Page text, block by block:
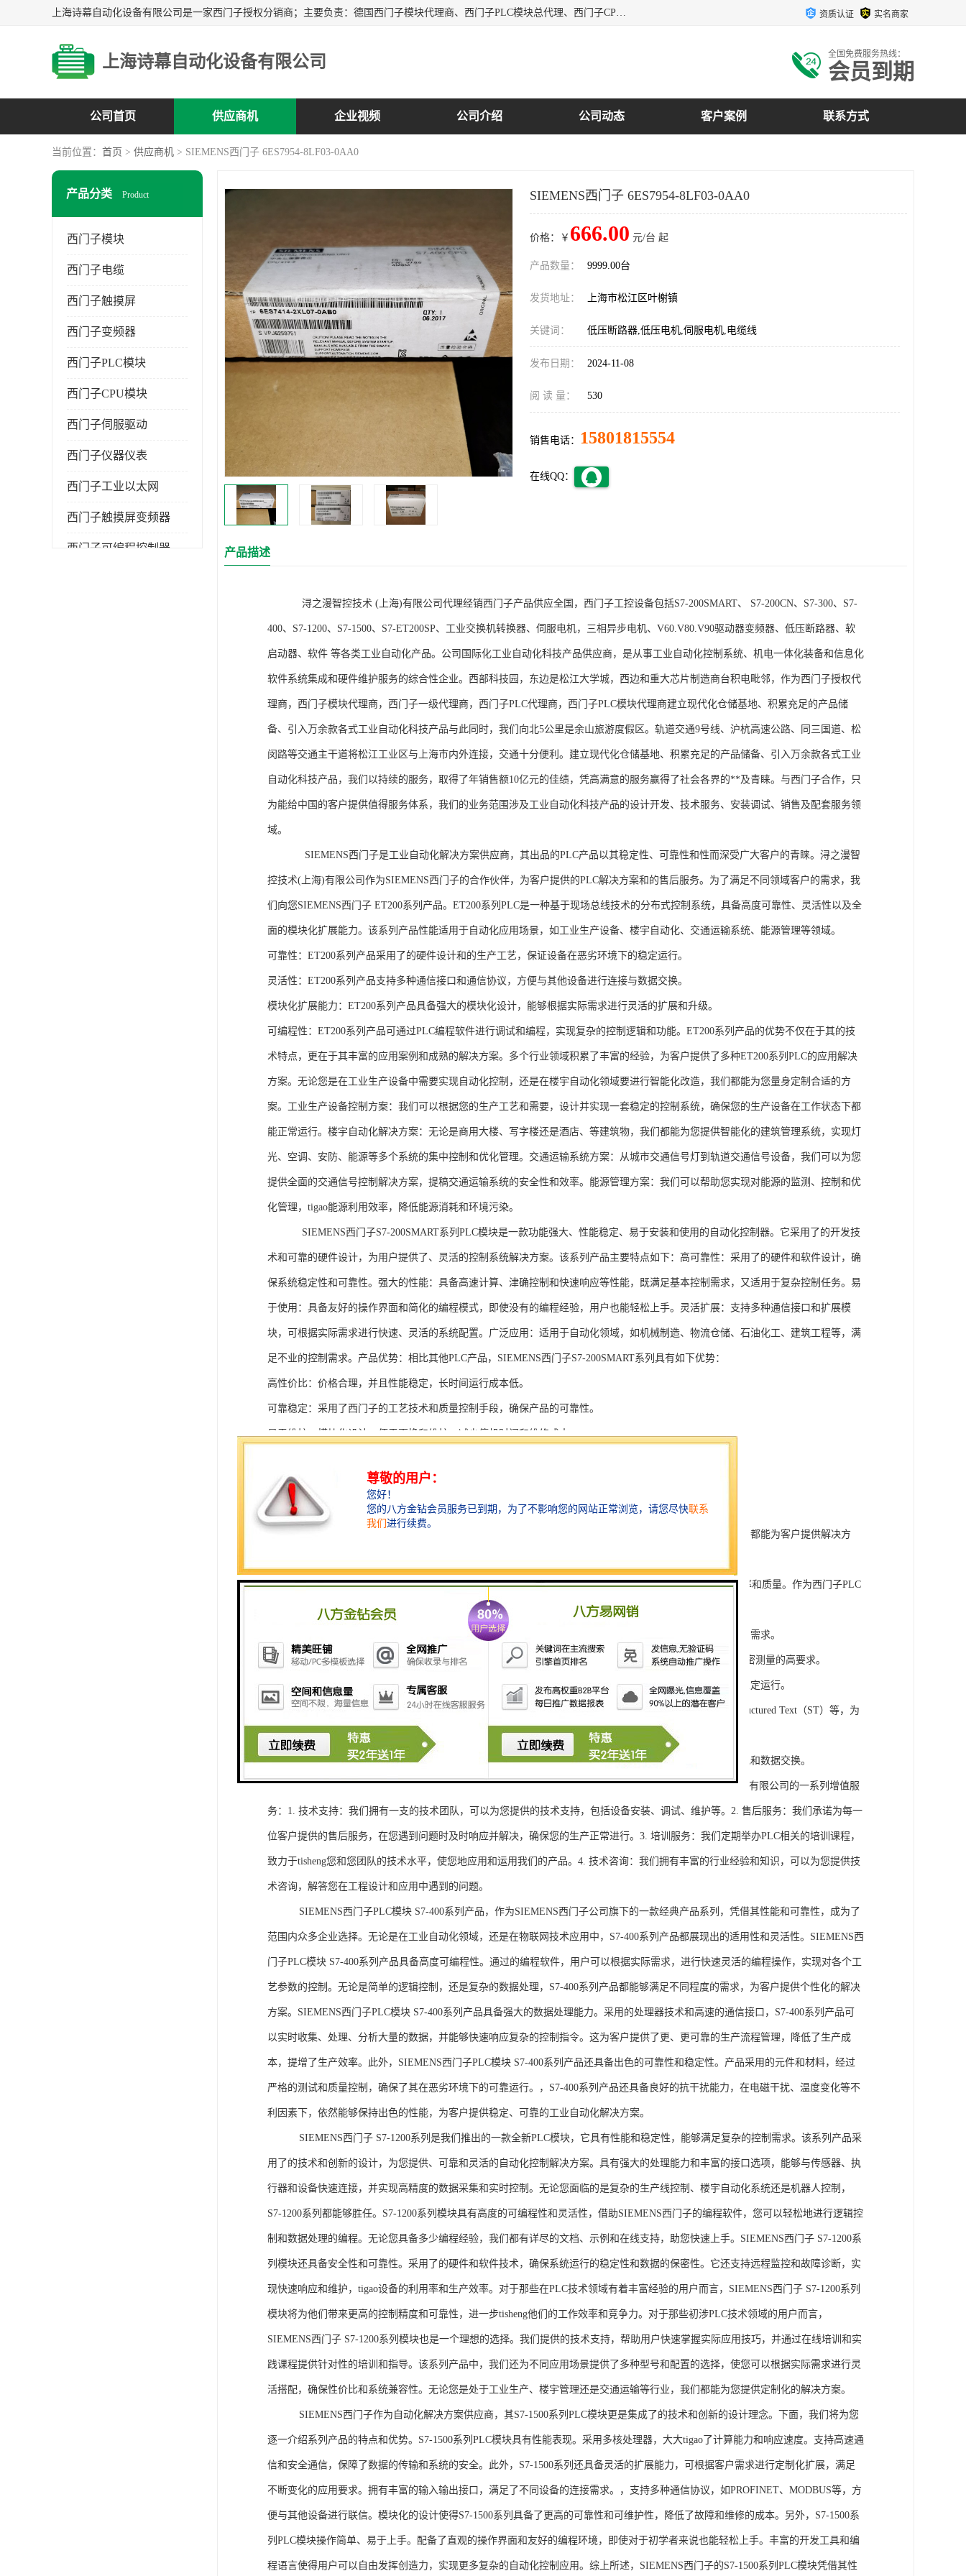
上海诗幕自动化设备有限公司是一家西门子授权分销商；主要负责：德国西门子模块代理商、西门子PLC模块总代理、西门子CPU模块代理商、西门子电缆代理、西门子触摸屏变频器总代理等专销售西门子各系列产品；实体公司，诚信经营，价格优势，品质保证，库存量大，供应！ 资质认证 实名商家
上海诗幕自动化设备有限公司 全国免费服务热线：
会员到期
公司首页 供应商机 企业视频 公司介绍 公司动态 客户案例 联系方式
当前位置： 首页 > 供应商机 > SIEMENS西门子 6ES7954-8LF03-0AA0
产品分类 Product
西门子模块
西门子电缆
西门子触摸屏
西门子变频器
西门子PLC模块
西门子CPU模块
西门子伺服驱动
西门子仪器仪表
西门子工业以太网
西门子触摸屏变频器
西门子可编程控制器
SIEMENS西门子 6ES7954-8LF03-0AA0
价格：￥ 666.00 元/台 起
产品数量： 9999.00台
发货地址： 上海市松江区叶榭镇
关键词： 低压断路器,低压电机,伺服电机,电缆线
发布日期： 2024-11-08
阅 读 量： 530
销售电话： 15801815554
在线QQ：
产品描述
浔之漫智控技术 (上海)有限公司代理经销西门子产品供应全国，西门子工控设备包括S7-200SMART、 S7-200CN、S7-300、S7-
400、S7-1200、S7-1500、S7-ET200SP、工业交换机转换器、伺服电机，三相异步电机、V60.V80.V90驱动器变频器、低压断路器、软
启动器、软件 等各类工业自动化产品。公司国际化工业自动化科技产品供应商，是从事工业自动化控制系统、机电一体化装备和信息化
软件系统集成和硬件维护服务的综合性企业。西部科技园，东边是松江大学城，西边和重大芯片制造商台积电毗邻，作为西门子授权代
理商，西门子模块代理商，西门子一级代理商，西门子PLC代理商，西门子PLC模块代理商建立现代化仓储基地、积累充足的产品储
备、引入万余款各式工业自动化科技产品与此同时，我们向北5公里是余山旅游度假区。轨道交通9号线、沪杭高速公路、同三国道、松
闵路等交通主干道将松江工业区与上海市内外连接，交通十分便利。建立现代化仓储基地、积累充足的产品储备、引入万余款各式工业
自动化科技产品，我们以持续的服务，取得了年销售额10亿元的佳绩，凭高满意的服务赢得了社会各界的**及青睐。与西门子合作，只
为能给中国的客户提供值得服务体系，我们的业务范围涉及工业自动化科技产品的设计开发、技术服务、安装调试、销售及配套服务领
域。
SIEMENS西门子是工业自动化解决方案供应商，其出品的PLC产品以其稳定性、可靠性和性而深受广大客户的青睐。浔之漫智
控技术(上海)有限公司作为SIEMENS西门子的合作伙伴，为客户提供的PLC解决方案和的售后服务。为了满足不同领域客户的需求，我
们向您SIEMENS西门子 ET200系列产品。ET200系列PLC是一种基于现场总线技术的分布式控制系统，具备高度可靠性、灵活性以及全
面的模块化扩展能力。该系列产品性能适用于自动化应用场景，如工业生产设备、楼宇自动化、交通运输系统、能源管理等领域。
可靠性：ET200系列产品采用了的硬件设计和的生产工艺，保证设备在恶劣环境下的稳定运行。
灵活性：ET200系列产品支持多种通信接口和通信协议，方便与其他设备进行连接与数据交换。
模块化扩展能力：ET200系列产品具备强大的模块化设计，能够根据实际需求进行灵活的扩展和升级。
可编程性：ET200系列产品可通过PLC编程软件进行调试和编程，实现复杂的控制逻辑和功能。ET200系列产品的优势不仅在于其的技
术特点，更在于其丰富的应用案例和成熟的解决方案。多个行业领域积累了丰富的经验，为客户提供了多种ET200系列PLC的应用解决
方案。无论您是在工业生产设备中需要实现自动化控制，还是在楼宇自动化领域要进行智能化改造，我们都能为您量身定制合适的方
案。工业生产设备控制方案：我们可以根据您的生产工艺和需要，设计并实现一套稳定的控制系统，确保您的生产设备在工作状态下都
能正常运行。楼宇自动化解决方案：无论是商用大楼、写字楼还是酒店、等建筑物，我们都能为您提供智能化的建筑管理系统，实现灯
光、空调、安防、能源等多个系统的集中控制和优化管理。交通运输系统方案：从城市交通信号灯到轨道交通信号设备，我们可以为您
提供全面的交通信号控制解决方案，提稿交通运输系统的安全性和效率。能源管理方案：我们可以帮助您实现对能源的监测、控制和优
化管理，tigao能源利用效率，降低能源消耗和环境污染。
SIEMENS西门子S7-200SMART系列PLC模块是一款功能强大、性能稳定、易于安装和使用的自动化控制器。它采用了的开发技
术和可靠的硬件设计，为用户提供了、灵活的控制系统解决方案。该系列产品主要特点如下：高可靠性：采用了的硬件和软件设计，确
保系统稳定性和可靠性。强大的性能：具备高速计算、津确控制和快速响应等性能，既满足基本控制需求，又适用于复杂控制任务。易
于使用：具备友好的操作界面和简化的编程模式，即使没有的编程经验，用户也能轻松上手。灵活扩展：支持多种通信接口和扩展模
块，可根据实际需求进行快速、灵活的系统配置。广泛应用：适用于自动化领域，如机械制造、物流仓储、石油化工、建筑工程等，满
足不业的控制需求。产品优势：相比其他PLC产品，SIEMENS西门子S7-200SMART系列具有如下优势：
高性价比：价格合理，并且性能稳定，长时间运行成本低。
可靠稳定：采用了西门子的工艺技术和质量控制手段，确保产品的可靠性。
易于维护：模块化设计，便于更换和维护，减少停机时间和维修成本。
灵活配置：多种通信接口和编程模式可选，满足不同用户的个性化要求。
快速部署：配备了完善的软件工具和技术支持，可快速部署系统，缩短项目周期。
在智能科技、自动化科技和机电领域内有着到的见解。无论是提供技术咨询，还是进行技术开发和转让，我们都能为客户提供解决方
SIEMENS西门子PLC模块S7-300系列产品是一系列高可靠性、高性能的工控设备，旨在tisheng生产效率和质量。作为西门子PLC
系列中的重要组成部分，S7-300系列产品具有以下突出特点：
1. 灵活性和可扩展性：S7-300系列产品设计特，可根据客户需求灵活配置输入输出模块，满足不同规模工程的需求。
2. 高速、高精度的模拟量输入输出：S7-300系列产品支持多达8个模拟量输入输出通道，可满足对于控制和精密测量的高要求。
3. 高可靠性和稳定性：S7-300系列产品采用的硬件和软件技术，具有高度可靠性和稳定性，保证系统的长期稳定运行。
4. 灵活可编程：S7-300系列产品采用TIA Portal开发环境，支持多种编程语言，如Ladder Diagram（LD）、Structured Text（ST）等，为
工程师提供了更多编程选择。
5. 可靠的通讯接口：S7-300系列产品配备丰富的通讯接口，可与其他工控设备无缝集成，实现设备之间的通讯和数据交换。
购买SIEMENS西门子PLC模块S7-300系列产品，不仅获得了可靠的工控设备，还将获得浔之漫智控技术(上海)有限公司的一系列增值服
务：1. 技术支持：我们拥有一支的技术团队，可以为您提供的技术支持，包括设备安装、调试、维护等。2. 售后服务：我们承诺为每一
位客户提供的售后服务，在您遇到问题时及时响应并解决，确保您的生产正常进行。3. 培训服务：我们定期举办PLC相关的培训课程，
致力于tisheng您和您团队的技术水平，使您地应用和运用我们的产品。4. 技术咨询：我们拥有丰富的行业经验和知识，可以为您提供技
术咨询，解答您在工程设计和应用中遇到的问题。
SIEMENS西门子PLC模块 S7-400系列产品，作为SIEMENS西门子公司旗下的一款经典产品系列，凭借其性能和可靠性，成为了
范围内众多企业选择。无论是在工业自动化领域，还是在物联网技术应用中，S7-400系列产品都展现出的适用性和灵活性。SIEMENS西
门子PLC模块 S7-400系列产品具备高度可编程性。通过的编程软件，用户可以根据实际需求，进行快速灵活的编程操作，实现对各个工
艺参数的控制。无论是简单的逻辑控制，还是复杂的数据处理，S7-400系列产品都能够满足不同程度的需求，为客户提供个性化的解决
方案。SIEMENS西门子PLC模块 S7-400系列产品具备强大的数据处理能力。采用的处理器技术和高速的通信接口，S7-400系列产品可
以实时收集、处理、分析大量的数据，并能够快速响应复杂的控制指令。这为客户提供了更、更可靠的生产流程管理，降低了生产成
本，提增了生产效率。此外，SIEMENS西门子PLC模块 S7-400系列产品还具备出色的可靠性和稳定性。产品采用的元件和材料，经过
严格的测试和质量控制，确保了其在恶劣环境下的可靠运行。，S7-400系列产品还具备良好的抗干扰能力，在电磁干扰、温度变化等不
利因素下，依然能够保持出色的性能，为客户提供稳定、可靠的工业自动化解决方案。
SIEMENS西门子 S7-1200系列是我们推出的一款全新PLC模块，它具有性能和稳定性，能够满足复杂的控制需求。该系列产品采
用了的技术和创新的设计，为您提供、可靠和灵活的自动化控制解决方案。具有强大的处理能力和丰富的接口选项，能够与传感器、执
行器和设备快速连接，并实现高精度的数据采集和实时控制。无论您面临的是复杂的生产线控制、楼宇自动化系统还是机器人控制，
S7-1200系列都能够胜任。S7-1200系列模块具有高度的可编程性和灵活性，借助SIEMENS西门子的编程软件，您可以轻松地进行逻辑控
制和数据处理的编程。无论您具备多少编程经验，我们都有详尽的文档、示例和在线支持，助您快速上手。SIEMENS西门子 S7-1200系
列模块还具备安全性和可靠性。采用了的硬件和软件技术，确保系统运行的稳定性和数据的保密性。它还支持远程监控和故障诊断，实
现快速响应和维护，tigao设备的利用率和生产效率。对于那些在PLC技术领域有着丰富经验的用户而言，SIEMENS西门子 S7-1200系列
模块将为他们带来更高的控制精度和可靠性，进一步tisheng他们的工作效率和竞争力。对于那些初涉PLC技术领域的用户而言，
SIEMENS西门子 S7-1200系列模块也是一个理想的选择。我们提供的技术支持，帮助用户快速掌握实际应用技巧，并通过在线培训和实
践课程提供针对性的培训和指导。该系列产品中，我们还为不同应用场景提供了多种型号和配置的选择，使您可以根据实际需求进行灵
活搭配，确保性价比和系统兼容性。无论您是处于工业生产、楼宇管理还是交通运输等行业，我们都能为您提供定制化的解决方案。
SIEMENS西门子作为自动化解决方案供应商，其S7-1500系列PLC模块更是集成了的技术和创新的设计理念。下面，我们将为您
逐一介绍系列产品的特点和优势。S7-1500系列PLC模块具有性能表现。采用多核处理器，大大tigao了计算能力和响应速度。支持高速通
信和安全通信，保障了数据的传输和系统的安全。此外，S7-1500系列还具备灵活的扩展能力，可根据客户需求进行定制化扩展，满足
不断变化的应用要求。拥有丰富的输入输出接口，满足了不同设备的连接需求。，支持多种通信协议，如PROFINET、MODBUS等，方
便与其他设备进行联信。模块化的设计使得S7-1500系列具备了更高的可靠性和可维护性，降低了故障和维修的成本。另外，S7-1500系
列PLC模块操作简单、易于上手。配备了直观的操作界面和友好的编程环境，即使对于初学者来说也能轻松上手。丰富的开发工具和编
程语言使得用户可以自由发挥创造力，实现更多复杂的自动化控制应用。综上所述，SIEMENS西门子的S7-1500系列PLC模块凭借其性